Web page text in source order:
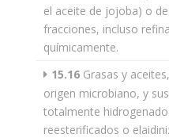
el aceite de jojoba) o
fracciones, incluso
químicamente.
15.16 Grasas y
origen microbiano, y
totalmente
reesterificados o